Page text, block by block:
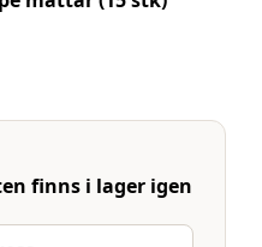
finns i lager igen